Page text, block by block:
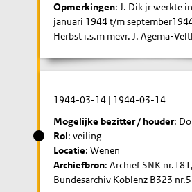
Opmerkingen: J. Dik jr werkte
januari 1944 t/m
Herbst i.s.m mevr. J. Agema-
1944-03-14 | 1944-03-14
Mogelijke bezitter / houder:
Rol: veiling
Locatie: Wenen
Archiefbron: Archief SNK
Bundesarchiv Koblenz B323